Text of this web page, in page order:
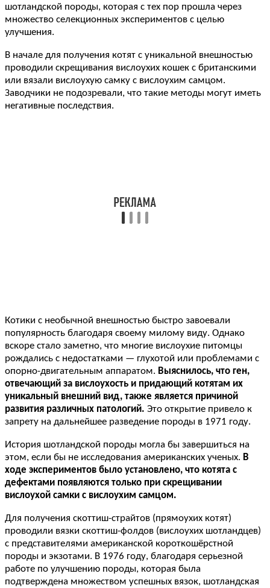
шотландской породы, которая с тех пор прошла через
множество селекционных экспериментов с целью
улучшения.
В начале для получения котят с уникальной внешностью
проводили скрещивания вислоухих кошек с британскими
или вязали вислоухую самку с вислоухим самцом.
Заводчики не подозревали, что такие методы могут иметь
негативные последствия.
Котики с необычной внешностью быстро завоевали
популярность благодаря своему милому виду. Однако
вскоре стало заметно, что многие вислоухие питомцы
рождались с недостатками — глухотой или проблемами с
опорно-двигательным аппаратом. Выяснилось, что ген,
отвечающий за вислоухость и придающий котятам их
уникальный внешний вид, также является причиной
развития различных патологий. Это открытие привело к
запрету на дальнейшее разведение породы в 1971 году.
История шотландской породы могла бы завершиться на
этом, если бы не исследования американских ученых. В
ходе экспериментов было установлено, что котята с
дефектами появляются только при скрещивании
вислоухой самки с вислоухим самцом.
Для получения скоттиш-страйтов (прямоухих котят)
проводили вязки скоттиш-фолдов (вислоухих шотландцев)
с представителями американской короткошёрстной
породы и экзотами. В 1976 году, благодаря серьезной
работе по улучшению породы, которая была
подтверждена множеством успешных вязок, шотландская